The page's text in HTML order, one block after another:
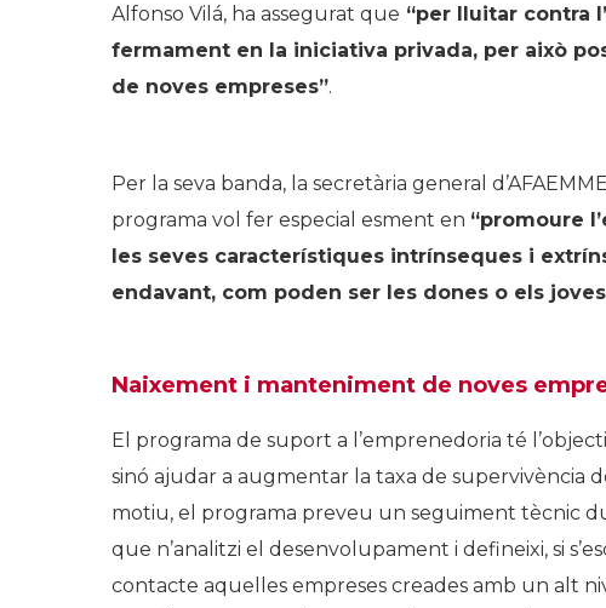
Alfonso Vilá, ha assegurat que “per lluitar contra
fermament en la iniciativa privada, per això
de noves empreses”.
Per la seva banda, la secretària general
programa vol fer especial esment en “promoure
les seves característiques intrínseques i
endavant, com poden ser les dones o els
Naixement i manteniment de noves
El programa de suport a l’emprenedoria té
sinó ajudar a augmentar la taxa de supervivència
motiu, el programa preveu un seguiment tècnic
que n’analitzi el desenvolupament i defineixi, si
contacte aquelles empreses creades amb un alt